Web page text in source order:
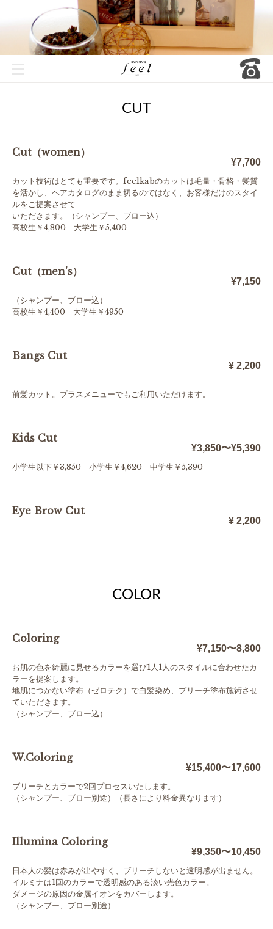
CUT
Cut（women）
¥7,700
カット技術はとても重要です。feelkabのカットは毛量・骨格・髪質
を活かし、ヘアカタログのまま切るのではなく、お客様だけのスタイ
ルをご提案させて
いただきます。（シャンプー、ブロー込）
高校生￥4,800 大学生￥5,400
Cut（men's）
¥7,150
（シャンプー、ブロー込）
高校生￥4,400 大学生￥4950
Bangs Cut
¥ 2,200
前髪カット。プラスメニューでもご利用いただけます。
Kids Cut
¥3,850〜¥5,390
小学生以下￥3,850 小学生￥4,620 中学生￥5,390
Eye Brow Cut
¥ 2,200
COLOR
Coloring
¥7,150〜8,800
お肌の色を綺麗に見せるカラーを選び1人1人のスタイルに合わせたカ
ラーを提案します。
地肌につかない塗布（ゼロテク）で白髪染め、ブリーチ塗布施術させ
ていただきます。
（シャンプー、ブロー込）
W.Coloring
¥15,400〜17,600
ブリーチとカラーで2回プロセスいたします。
（シャンプー、ブロー別途）（長さにより料金異なります）
Illumina Coloring
¥9,350〜10,450
日本人の髪は赤みが出やすく、ブリーチしないと透明感が出ません。
イルミナは1回のカラーで透明感のある淡い光色カラー。
ダメージの原因の金属イオンをカバーします。
（シャンプー、ブロー別途）